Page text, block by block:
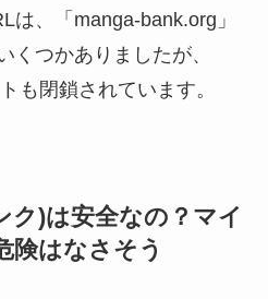
は、「manga-bank.org」
くつかありましたが、
も閉鎖されています。
ク)は安全なの？マイ
険はなさそう